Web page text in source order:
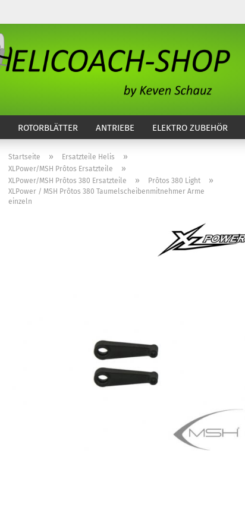
ROTORBLÄTTER ANTRIEBE ELEKTRO ZUBEHÖR
Startseite » Ersatzteile Helis »
XLPower/MSH Prôtos Ersatzteile »
XLPower/MSH Prôtos 380 Ersatzteile » Prôtos 380 Light »
XLPower / MSH Prôtos 380 Taumelscheibenmitnehmer Arme
einzeln